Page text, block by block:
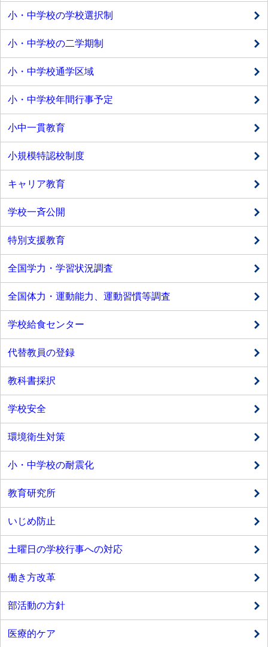
小・中学校の学校選択制
小・中学校の二学期制
小・中学校通学区域
小・中学校年間行事予定
小中一貫教育
小規模特認校制度
キャリア教育
学校一斉公開
特別支援教育
全国学力・学習状況調査
全国体力・運動能力、運動習慣等調査
学校給食センター
代替教員の登録
教科書採択
学校安全
環境衛生対策
小・中学校の耐震化
教育研究所
いじめ防止
土曜日の学校行事への対応
働き方改革
部活動の方針
医療的ケア